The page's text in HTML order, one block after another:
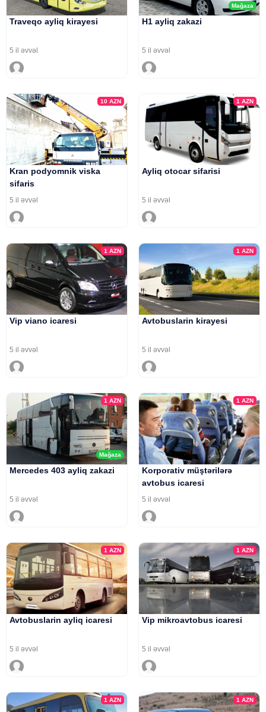
Traveqo ayliq kirayesi
5 il əvvəl
Mağaza
H1 ayliq zakazi
5 il əvvəl
10AZN
Kran podyomnik viska
sifaris
5 il əvvəl
1 AZN
Ayliq otocar sifarisi
5 il əvvəl
1AZN
Vip viano icaresi
5 il əvvəl
1 AZN
Avtobuslarin kirayesi
5 il əvvəl
Mağaza
1AZN
Mercedes 403 ayliq zakazi
5 il əvvəl
1 AZN
Korporativ müştərilərə
avtobus icaresi
5 il əvvəl
1AZN
Avtobuslarin ayliq icaresi
5 il əvvəl
1 AZN
Vip mikroavtobus icaresi
5 il əvvəl
1AZN 1 AZN